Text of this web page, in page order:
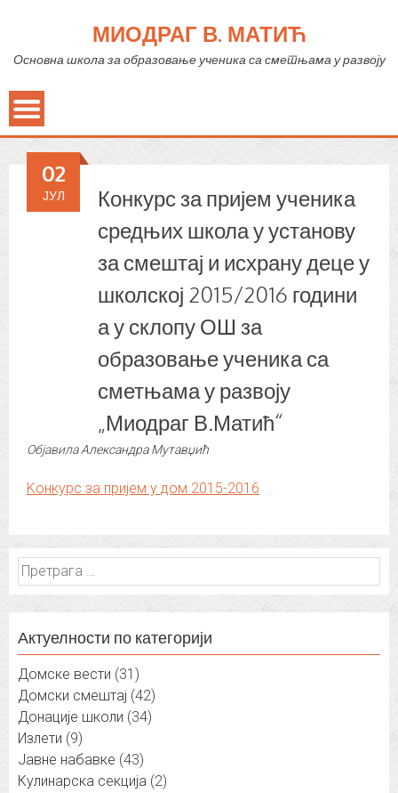
МИОДРАГ В. МАТИЋ
Основна школа за образовање ученика са сметњама у развоју
Конкурс за пријем ученика
средњих школа у установу
за смештај и исхрану деце у
школској 2015/2016 години
а у склопу ОШ за
образовање ученика са
сметњама у развоју
„Миодраг В.Матић“
02
ЈУЛ
ОбјавилаАлександра Мутавџић
Koнкурс за пријем у дом 2015-2016
Претрага
за:
Актуелности по категорији
Домске вести (31)
Домски смештај (42)
Донације школи (34)
Излети (9)
Јавне набавке (43)
Кулинарска секција (2)